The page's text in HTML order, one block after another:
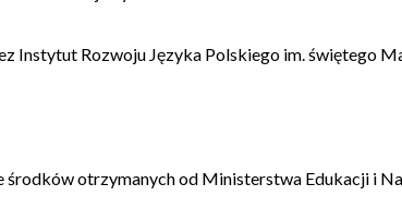
Instytut Rozwoju Języka Polskiego im. świętego
środków otrzymanych od Ministerstwa Edukacji i